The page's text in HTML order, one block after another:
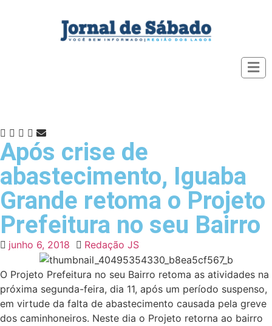
Após crise de
abastecimento, Iguaba
Grande retoma o Projeto
Prefeitura no seu Bairro
junho 6, 2018 Redação JS
O Projeto Prefeitura no seu Bairro retoma as atividades na
próxima segunda-feira, dia 11, após um período suspenso,
em virtude da falta de abastecimento causada pela greve
dos caminhoneiros. Neste dia o Projeto retorna ao bairro